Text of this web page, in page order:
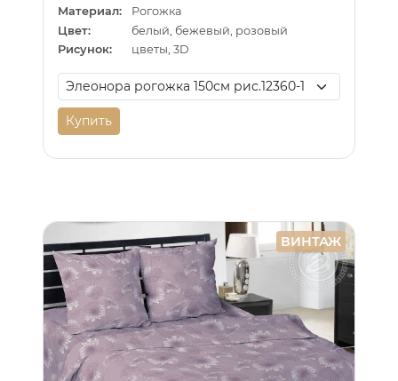
Материал:
Рогожка
Цвет:
белый, бежевый, розовый
Рисунок:
цветы, 3D
Купить
ВИНТАЖ